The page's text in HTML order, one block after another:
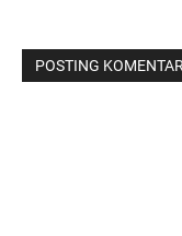
POSTING KOMENTAR